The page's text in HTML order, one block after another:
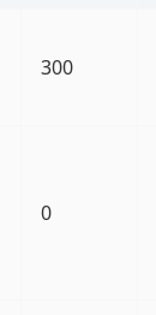
300
0